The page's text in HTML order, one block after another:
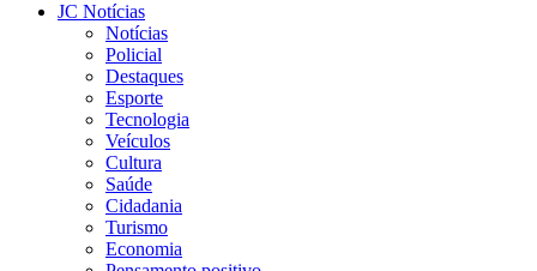
JC Notícias
Notícias
Policial
Destaques
Esporte
Tecnologia
Veículos
Cultura
Saúde
Cidadania
Turismo
Economia